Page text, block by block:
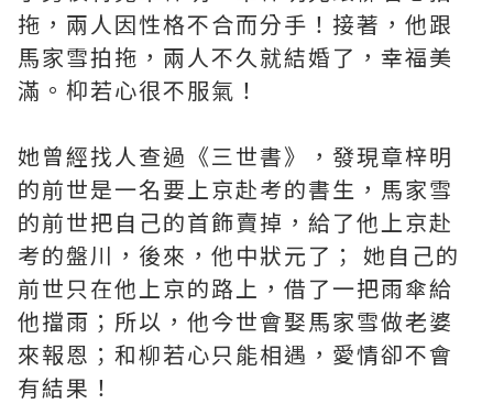
拖，兩人因性格不合而分手！接著，他跟
馬家雪拍拖，兩人不久就結婚了，幸福美
滿。枊若心很不服氣！
她曾經找人查過《三世書》，發現章梓明
的前世是一名要上京赴考的書生，馬家雪
的前世把自己的首飾賣掉，給了他上京赴
考的盤川，後來，他中狀元了； 她自己的
前世只在他上京的路上，借了一把雨傘給
他擋雨；所以，他今世會娶馬家雪做老婆
來報恩；和柳若心只能相遇，愛情卻不會
有結果！